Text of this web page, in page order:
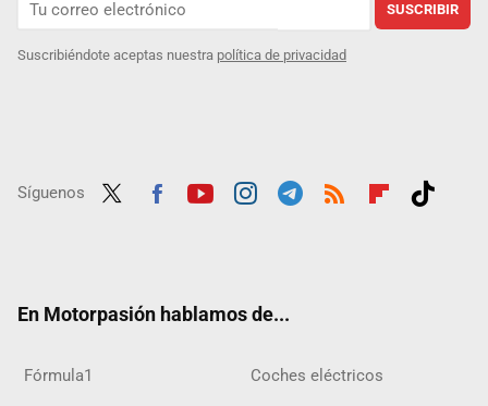
SUSCRIBIR
Suscribiéndote aceptas nuestra política de privacidad
Síguenos
En Motorpasión hablamos de...
Fórmula1 Coches eléctricos